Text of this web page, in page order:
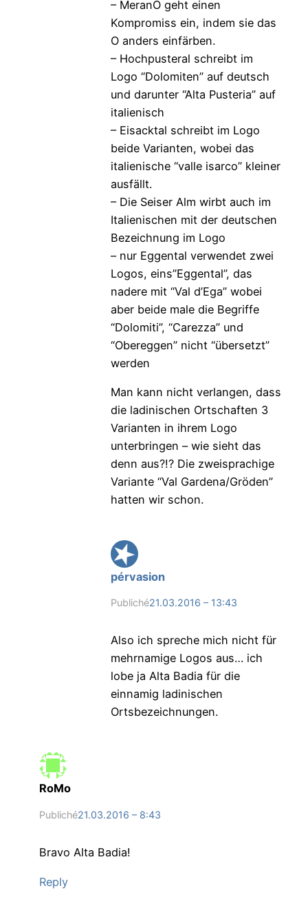
– MeranO geht einen
Kompromiss ein, indem sie das
O anders einfärben.
– Hochpusteral schreibt im
Logo “Dolomiten” auf deutsch
und darunter “Alta Pusteria” auf
italienisch
– Eisacktal schreibt im Logo
beide Varianten, wobei das
italienische “valle isarco” kleiner
ausfällt.
– Die Seiser Alm wirbt auch im
Italienischen mit der deutschen
Bezeichnung im Logo
– nur Eggental verwendet zwei
Logos, eins”Eggental”, das
nadere mit “Val d’Ega” wobei
aber beide male die Begriffe
“Dolomiti”, “Carezza” und
“Obereggen” nicht “übersetzt”
werden
Man kann nicht verlangen, dass
die ladinischen Ortschaften 3
Varianten in ihrem Logo
unterbringen – wie sieht das
denn aus?!? Die zweisprachige
Variante “Val Gardena/Gröden”
hatten wir schon.
pérvasion
Publiché21.03.2016 – 13:43
Also ich spreche mich nicht für
mehrnamige Logos aus… ich
lobe ja Alta Badia für die
einnamig ladinischen
Ortsbezeichnungen.
RoMo
Publiché21.03.2016 – 8:43
Bravo Alta Badia!
Reply